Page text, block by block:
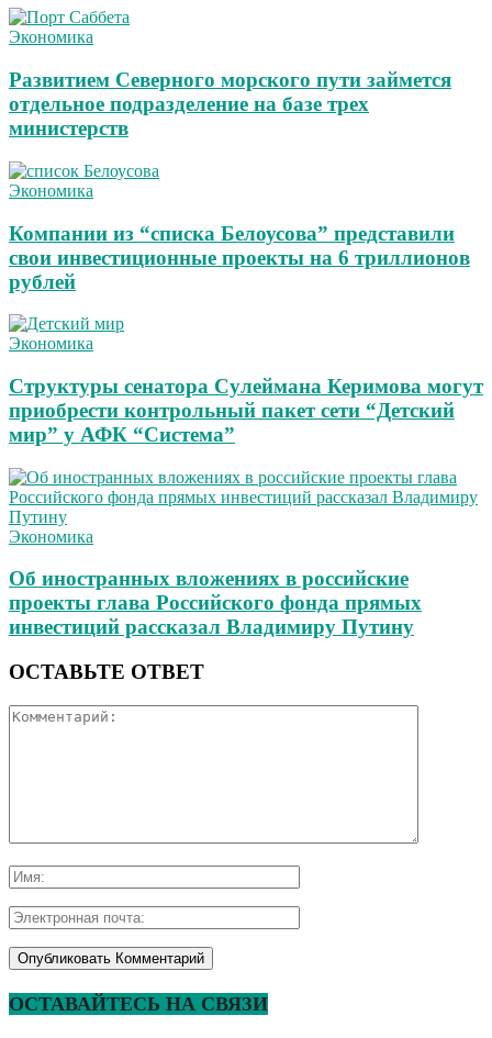
Экономика
Развитием Северного морского пути займется
отдельное подразделение на базе трех
министерств
Экономика
Компании из “списка Белоусова” представили
свои инвестиционные проекты на 6 триллионов
рублей
Экономика
Структуры сенатора Сулеймана Керимова могут
приобрести контрольный пакет сети “Детский
мир” у АФК “Система”
Экономика
Об иностранных вложениях в российские
проекты глава Российского фонда прямых
инвестиций рассказал Владимиру Путину
ОСТАВЬТЕ ОТВЕТ
ОСТАВАЙТЕСЬ НА СВЯЗИ